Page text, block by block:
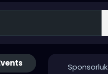
Sponsorluk